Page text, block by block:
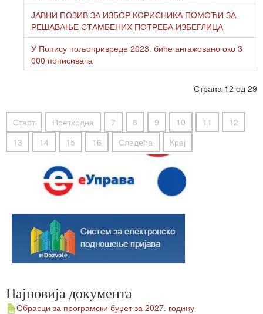
ЈАВНИ ПОЗИВ ЗА ИЗБОР КОРИСНИКА ПOМОЋИ ЗА
РЕШАВАЊЕ СТАМБЕНИХ ПОТРЕБА ИЗБЕГЛИЦА
У Попису пољопривреде 2023. биће ангажовано око 3
000 пописивача
Страна 12 од 29
Старт Претходна 7 8 9 10 11
12
13
14 15 16 Следећа Крај
Најновија документа
Обрасци за програмски буџет за 2027. годину